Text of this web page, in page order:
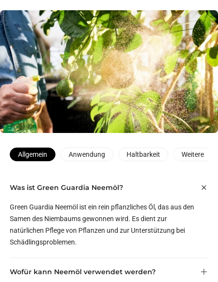
Allgemein Anwendung Haltbarkeit Weitere
Was ist Green Guardia Neemöl?
Green Guardia Neemöl ist ein rein pflanzliches Öl, das aus den
Samen des Niembaums gewonnen wird. Es dient zur
natürlichen Pflege von Pflanzen und zur Unterstützung bei
Schädlingsproblemen.
Wofür kann Neemöl verwendet werden?